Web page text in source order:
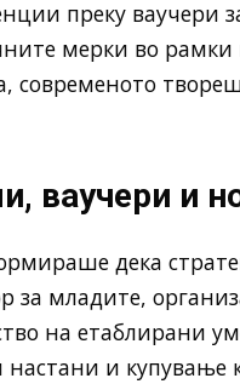
преку ваучери
мерки во рамки
современото
ваучери и
дека
за младите,
на етаблирани
настани и купување